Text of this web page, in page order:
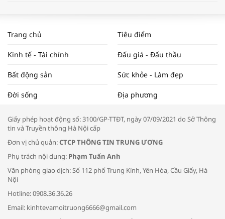
NAM NĂM 2024 VÀ NĂM 2025 | NHỊP
ĐẬP THỊ TRƯỜNG #62
Tọa đàm “Xúc tiến thương mại: Khơi
Bác sĩ tư vấn cách phòng tránh bệnh
đường hô hấp trong thời tiết giao mùa
Trang chủ Tiêu điểm
Kinh tế - Tài chính Đấu giá - Đấu thầu
Bất động sản Sức khỏe - Làm đẹp
Đời sống Địa phương
Giấy phép hoạt động số: 3100/GP-TTĐT, ngày 07/09/2021 do Sở Thông
tin và Truyền thông Hà Nội cấp
Đơn vị chủ quản:CTCP THÔNG TIN TRUNG ƯƠNG
Phụ trách nội dung: Phạm Tuấn Anh
Văn phòng giao dịch: Số 112 phố Trung Kính, Yên Hòa, Cầu Giấy, Hà
Nội
Hotline: 0908.36.36.26
Email: kinhtevamoitruong6666@gmail.com